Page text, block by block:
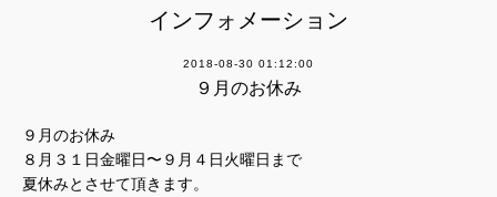
インフォメーション
2018-08-30 01:12:00
９月のお休み
９月のお休み
８月３１日金曜日〜９月４日火曜日まで
夏休みとさせて頂きます。